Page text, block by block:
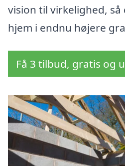
vision til virkelighed,
hjem i endnu højere
Få 3 tilbud, gratis og